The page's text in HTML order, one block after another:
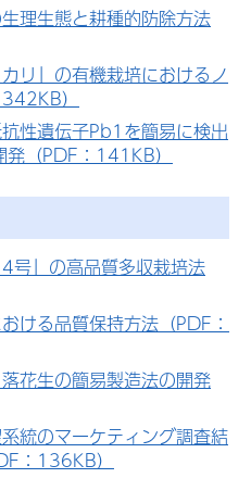
生理生態と耕種的防除方法
リ」の有機栽培におけるノ
）
性遺伝子Pb1 を簡易に検出
（PDF：141KB）
号」の高品質多収栽培法
ける品質保持方法（PDF：
花生の簡易製造法の開発
統のマーケティング調査結
：136KB）